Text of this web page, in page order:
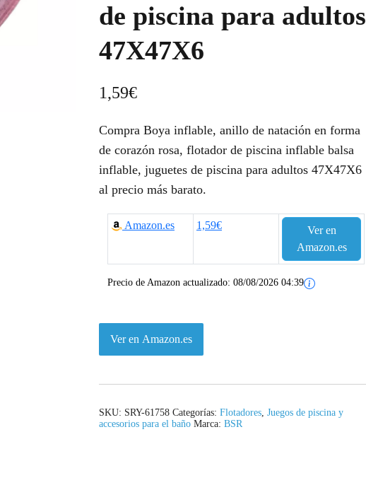
de piscina para adultos
47X47X6
1,59€
Compra Boya inflable, anillo de natación en forma
de corazón rosa, flotador de piscina inflable balsa
inflable, juguetes de piscina para adultos 47X47X6
al precio más barato.
Amazon.es 1,59€
Ver en
Amazon.es
Precio de Amazon actualizado: 08/08/2026 04:39
Ver en Amazon.es
SKU: SRY-61758 Categorías: Flotadores, Juegos de piscina y
accesorios para el baño Marca: BSR